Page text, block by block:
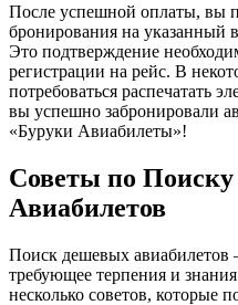
После успешной оплаты, вы
бронирования на указанный
Это подтверждение
регистрации на рейс. В
потребоваться распечатать
вы успешно забронировали
«Буруки Авиабилеты»!
Советы по
Авиабилетов
Поиск дешевых авиабилетов
требующее терпения и
несколько советов, которые